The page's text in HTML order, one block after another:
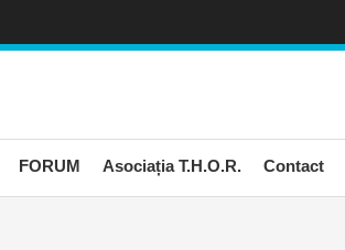
FORUM Asociația T.H.O.R. Contact